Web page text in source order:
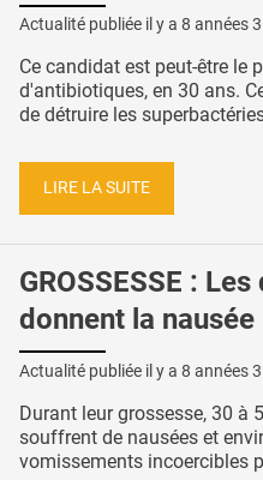
Actualité publiée il y a 8 années
Ce candidat est peut-être le
d'antibiotiques, en 30 ans.
de détruire les
LIRE LA SUITE
GROSSESSE :
donnent la nausée
Actualité publiée il y a 8 années
Durant leur grossesse, 30 à
souffrent de nausées et
vomissements incoercibles